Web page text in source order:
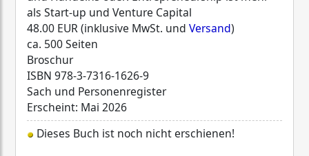
als Start-up und Venture Capital
48.00 EUR (inklusive MwSt. und Versand)
ca. 500 Seiten
Broschur
ISBN 978-3-7316-1626-9
Sach und Personenregister
Erscheint: Mai 2026
Dieses Buch ist noch nicht erschienen!